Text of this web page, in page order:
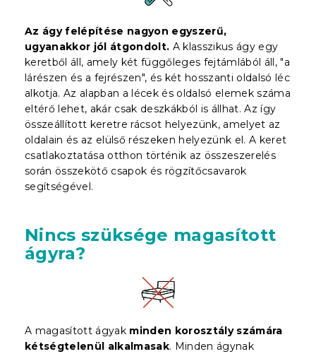
Az ágy felépítése nagyon egyszerű,
ugyanakkor jól átgondolt. A klasszikus ágy egy
keretből áll, amely két függőleges fejtámlából áll, "a
lárészen és a fejrészen", és két hosszanti oldalsó léc
alkotja. Az alapban a lécek és oldalsó elemek száma
eltérő lehet, akár csak deszkákból is állhat. Az így
összeállított keretre rácsot helyezünk, amelyet az
oldalain és az elülső részeken helyezünk el. A keret
csatlakoztatása otthon történik az összeszerelés
során összekötő csapok és rögzítőcsavarok
segítségével.
Nincs szüksége magasított
ágyra?
A magasított ágyak minden korosztály számára
kétségtelenül alkalmasak. Minden ágynak